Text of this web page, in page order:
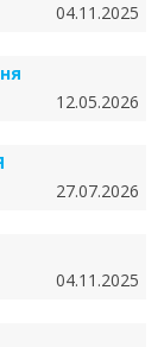
04.11.2025
12.05.2026
27.07.2026
04.11.2025